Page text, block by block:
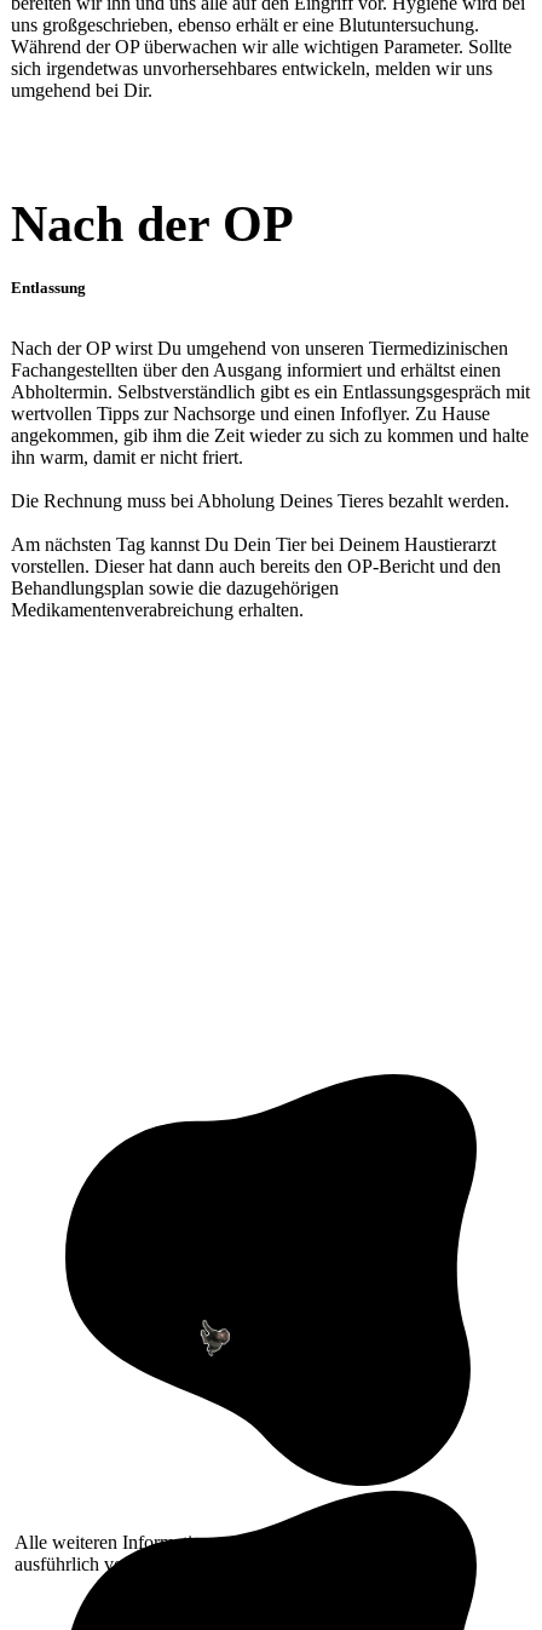
uns großgeschrieben, ebenso erhält er eine Blutuntersuchung.
Während der OP überwachen wir alle wichtigen Parameter. Sollte
sich irgendetwas unvorhersehbares entwickeln, melden wir uns
umgehend bei Dir.
Nach der OP
Entlassung
Nach der OP wirst Du umgehend von unseren Tiermedizinischen
Fachangestellten über den Ausgang informiert und erhältst einen
Abholtermin. Selbstverständlich gibt es ein Entlassungsgespräch mit
wertvollen Tipps zur Nachsorge und einen Infoflyer. Zu Hause
angekommen, gib ihm die Zeit wieder zu sich zu kommen und halte
ihn warm, damit er nicht friert.
Die Rechnung muss bei Abholung Deines Tieres bezahlt werden.
Am nächsten Tag kannst Du Dein Tier bei Deinem Haustierarzt
vorstellen. Dieser hat dann auch bereits den OP-Bericht und den
Behandlungsplan sowie die dazugehörigen
Medikamentenverabreichung erhalten.
Alle weiteren Informationen erhältst Du selbstverständlich
ausführlich von uns. Wir wünschen gute Besserung!